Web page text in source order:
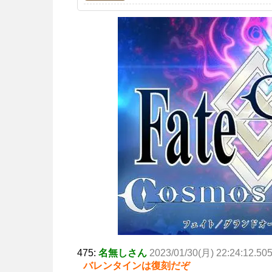
475: 名無しさん 2023/01/30(月) 22:24:12.505
バレンタインは復刻だぞ